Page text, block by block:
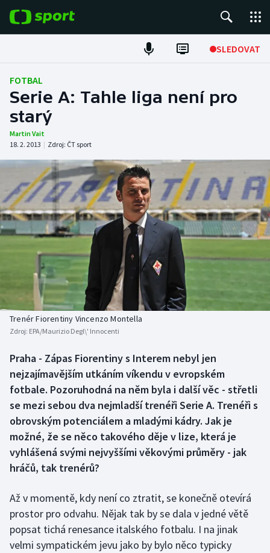
SLEDOVAT
Fotbal
Hokej
Tenis
Atletika
Cyklistika
DALŠÍ SPORTY
Americký fotbal
Baseball a softbal
Basketbal
Biatlon
Boby a skeleton
Box
Curling
Dostihy
Futsal
Golf
NEPŘEHLÉDNĚTE
Soutěže
Historické návraty
Aplikace ČT sport
AZ kvíz
FOTBAL
Serie A: Tahle liga není pro
starý
Martin Vait
18. 2. 2013 | Zdroj: ČT sport
Trenér Fiorentiny Vincenzo Montella
Zdroj: EPA/Maurizio Degl\' Innocenti
Praha - Zápas Fiorentiny s Interem nebyl jen
nejzajímavějším utkáním víkendu v evropském
fotbale. Pozoruhodná na něm byla i další věc - střetli
se mezi sebou dva nejmladší trenéři Serie A. Trenéři s
obrovským potenciálem a mladými kádry. Jak je
možné, že se něco takového děje v lize, která je
vyhlášená svými nejvyššími věkovými průměry - jak
hráčů, tak trenérů?
Až v momentě, kdy není co ztratit, se konečně otevírá
prostor pro odvahu. Nějak tak by se dala v jedné větě
popsat tichá renesance italského fotbalu. I na jinak
velmi sympatickém jevu jako by bylo něco typicky